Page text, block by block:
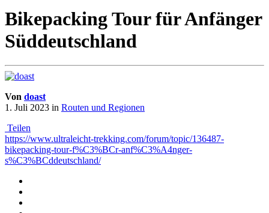
Bikepacking Tour für Anfänger
Süddeutschland
Von doast
1. Juli 2023 in Routen und Regionen
Teilen
https://www.ultraleicht-trekking.com/forum/topic/136487-
bikepacking-tour-f%C3%BCr-anf%C3%A4nger-
s%C3%BCddeutschland/